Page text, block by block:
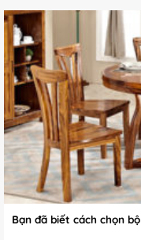
Bạn đã biết cách chọn